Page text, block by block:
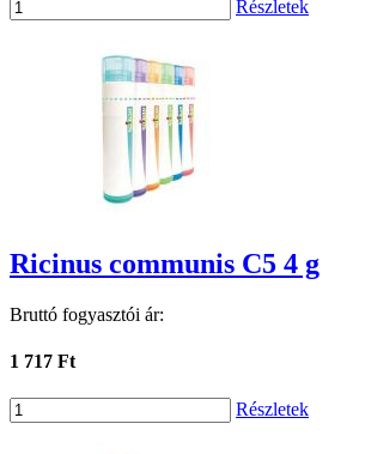
Részletek
Ricinus communis C5 4 g
Bruttó fogyasztói ár:
1 717 Ft
Részletek